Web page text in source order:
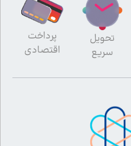
تحویل
سریع
پرداخت
اقتصادی